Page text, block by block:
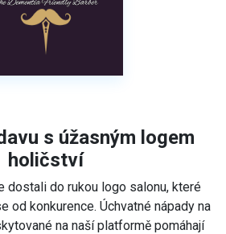
s úžasným logem
holičství
dostali do rukou logo salonu, které
od konkurence. Úchvatné nápady na
na naší platformě pomáhají